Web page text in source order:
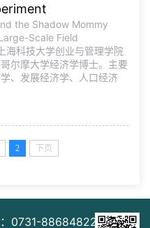
the Shadow Mommy
Scale Field
海科技大学创业与管理学院
尔摩大学经济学博士。主要
、发展经济学、人口经济
2 下页
0731-88684822 邮箱：